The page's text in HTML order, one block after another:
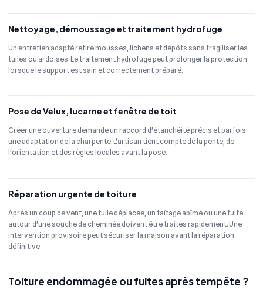
Nettoyage, démoussage et traitement hydrofuge
Un entretien adapté retire mousses, lichens et dépôts sans fragiliser les
tuiles ou ardoises. Le traitement hydrofuge peut prolonger la protection
lorsque le support est sain et correctement préparé.
Pose de Velux, lucarne et fenêtre de toit
Créer une ouverture demande un raccord d'étanchéité précis et parfois
une adaptation de la charpente. L'artisan tient compte de la pente, de
l'orientation et des règles locales avant la pose.
Réparation urgente de toiture
Après un coup de vent, une tuile déplacée, un faîtage abîmé ou une fuite
autour d'une souche de cheminée doivent être traités rapidement. Une
intervention provisoire peut sécuriser la maison avant la réparation
définitive.
Toiture endommagée ou fuites après tempête ?